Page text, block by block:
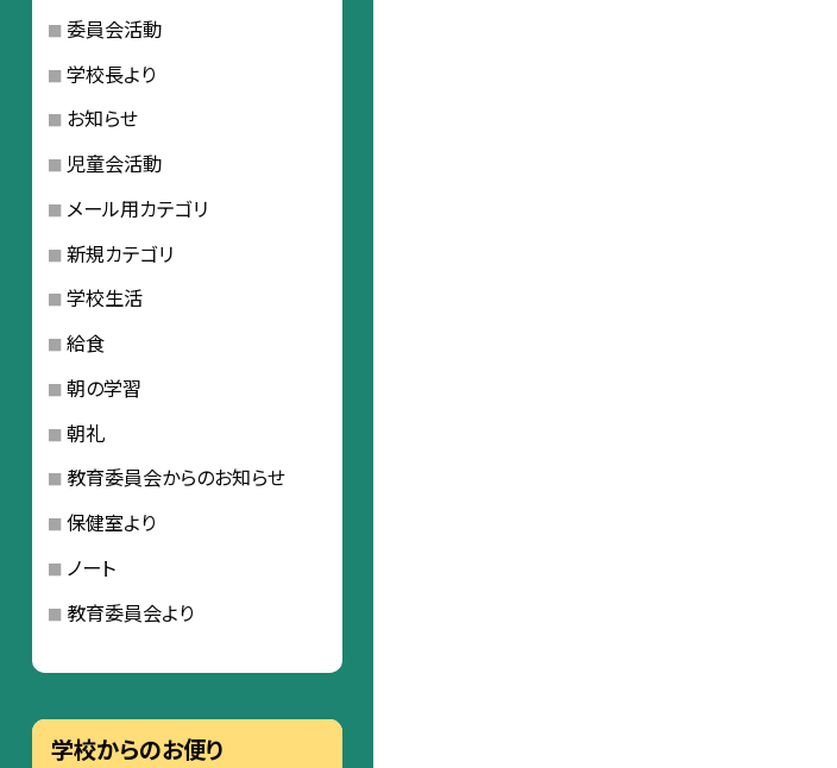
委員会活動
学校長より
お知らせ
児童会活動
メール用カテゴリ
新規カテゴリ
学校生活
給食
朝の学習
朝礼
教育委員会からのお知らせ
保健室より
ノート
教育委員会より
学校からのお便り